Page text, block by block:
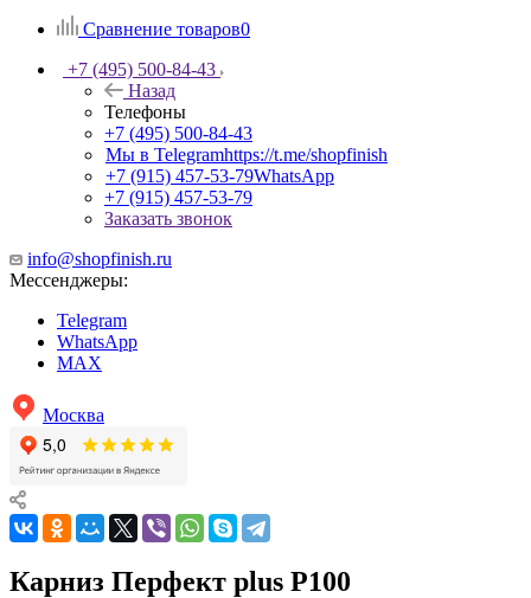
Сравнение товаров0
+7 (495) 500-84-43
Назад
Телефоны
+7 (495) 500-84-43
Мы в Telegramhttps://t.me/shopfinish
+7 (915) 457-53-79WhatsApp
+7 (915) 457-53-79
Заказать звонок
info@shopfinish.ru
Мессенджеры:
Telegram
WhatsApp
MAX
Москва
Карниз Перфект plus P100